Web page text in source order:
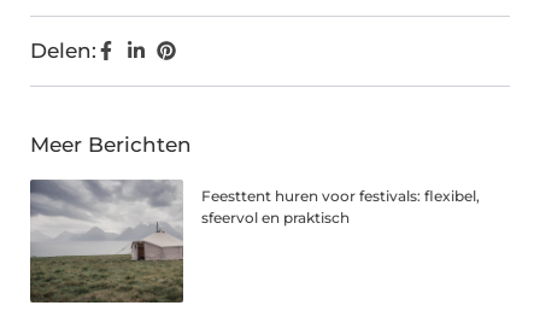
Delen:
Meer Berichten
Feesttent huren voor festivals: flexibel,
sfeervol en praktisch